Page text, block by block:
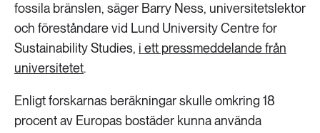
fossila bränslen, säger Barry Ness, universitetslektor
och föreståndare vid Lund University Centre for
Sustainability Studies, i ett pressmeddelande från
universitetet.
Enligt forskarnas beräkningar skulle omkring 18
procent av Europas bostäder kunna använda